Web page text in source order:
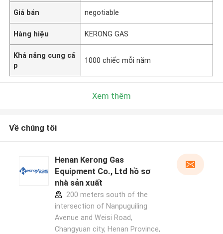
Giá bán negotiable
Hàng hiệu KERONG GAS
Khả năng cung cấ
p
1000 chiếc mỗi năm
Xem thêm
Về chúng tôi
Henan Kerong Gas
Equipment Co., Ltd hồ sơ
nhà sản xuất
200 meters south of the
intersection of Nanpuguiling
Avenue and Weisi Road,
Changyuan city, Henan Province,